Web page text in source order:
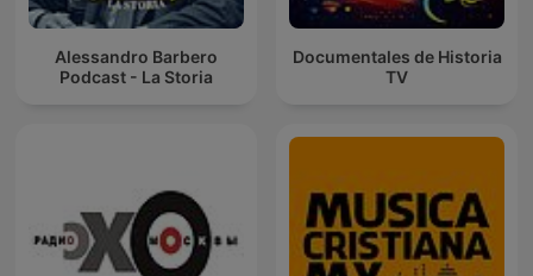
Alessandro Barbero
Podcast - La Storia
Documentales de Historia
TV